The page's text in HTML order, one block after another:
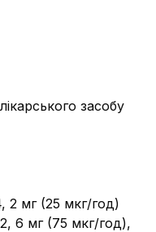
засобу
2 мг (25 мкг/год)
6 мг (75 мкг/год),